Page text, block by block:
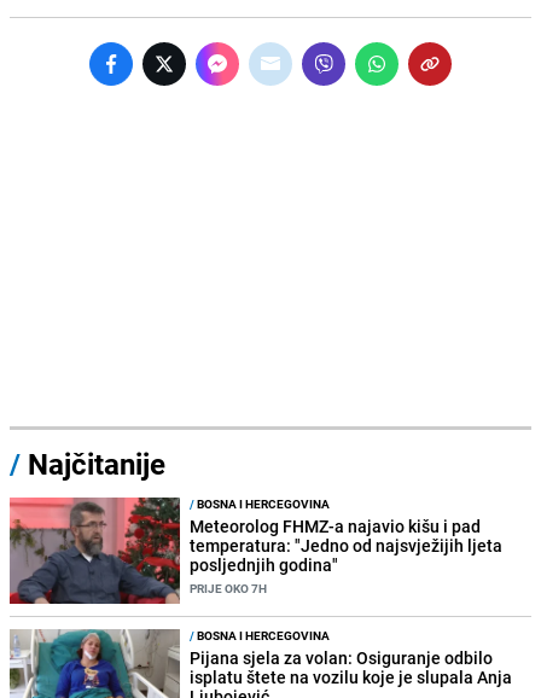
/ Najčitanije
/BOSNA I HERCEGOVINA
Meteorolog FHMZ-a najavio kišu i pad
temperatura: "Jedno od najsvježijih ljeta
posljednjih godina"
PRIJE OKO 7H
/BOSNA I HERCEGOVINA
Pijana sjela za volan: Osiguranje odbilo
isplatu štete na vozilu koje je slupala Anja